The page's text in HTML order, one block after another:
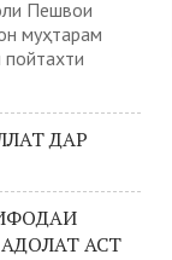
Пешвои
муҳтарам
ДАР
АСТ